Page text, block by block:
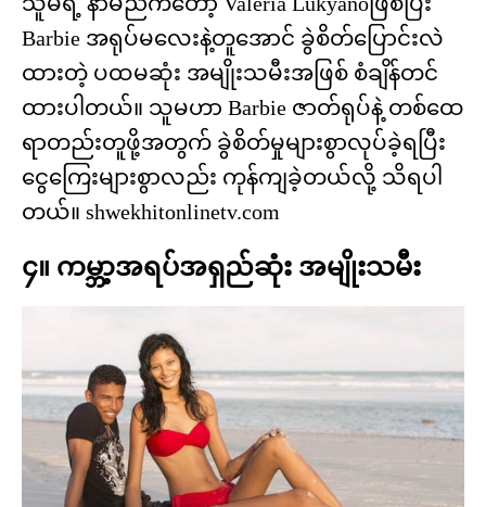
Barbie အရုပ်မလေးနဲ့တူအောင် ခွဲစိတ်ပြောင်းလဲ
ထားတဲ့ ပထမဆုံး အမျိုးသမီးအဖြစ် စံချိန်တင်
ထားပါတယ်။ သူမဟာ Barbie ဇာတ်ရုပ်နဲ့ တစ်ထေ
ရာတည်းတူဖို့အတွက် ခွဲစိတ်မှုများစွာလုပ်ခဲ့ရပြီး
ငွေကြေးများစွာလည်း ကုန်ကျခဲ့တယ်လို့ သိရပါ
တယ်။ shwekhitonlinetv.com
၄။ ကမ္ဘာ့အရပ်အရှည်ဆုံး အမျိုးသမီး